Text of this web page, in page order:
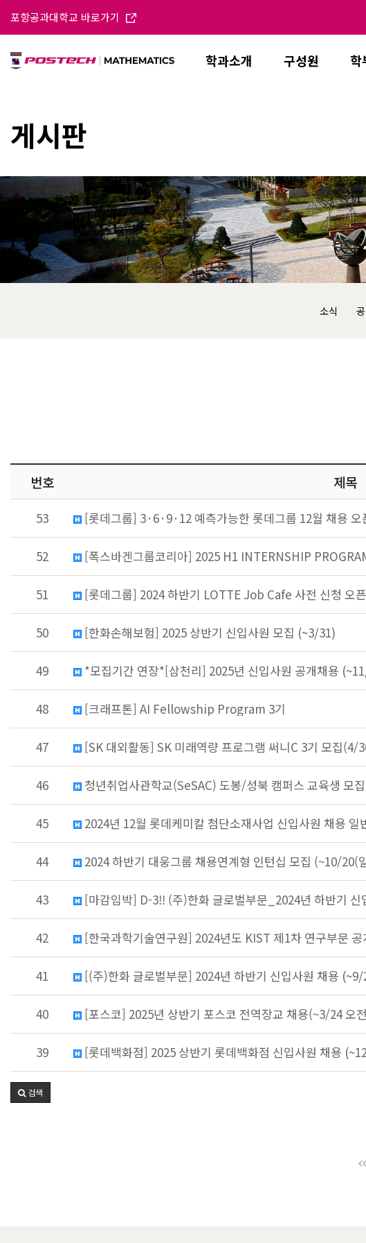
포항공과대학교 바로가기
학과소개 구성원 학
게시판
소식
번호 제목
53 [롯데그룹] 3·6·9·12 예측가능한 롯데그룹 12월 채용
52 [폭스바겐그룹코리아] 2025 H1 INTERNSHIP
51 [롯데그룹] 2024 하반기 LOTTE Job Cafe 사전 신청 오픈
50 [한화손해보험] 2025 상반기 신입사원 모집 (~3/31)
49 *모집기간 연장*[삼천리] 2025년 신입사원 공개채용
48 [크래프톤] AI Fellowship Program 3기
47 [SK 대외활동] SK 미래역량 프로그램 써니C 3기 모집(4/
46 청년취업사관학교(SeSAC) 도봉/성북 캠퍼스 교육생 모
45 2024년 12월 롯데케미칼 첨단소재사업 신입사원 채용
44 2024 하반기 대웅그룹 채용연계형 인턴십 모집 (~10/20(
43 [마감임박] D-3!! (주)한화 글로벌부문_2024년 하반기
42 [한국과학기술연구원] 2024년도 KIST 제1차 연구부문
41 [(주)한화 글로벌부문] 2024년 하반기 신입사원 채용
40 [포스코] 2025년 상반기 포스코 전역장교 채용(~3/24 오
39 [롯데백화점] 2025 상반기 롯데백화점 신입사원 채용
검색